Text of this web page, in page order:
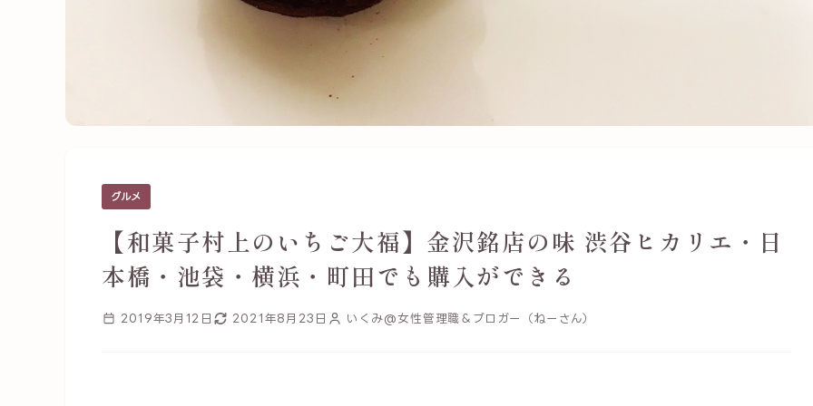
グルメ
【和菓子村上のいちご大福】金沢銘店の味 渋谷ヒカリエ・日
本橋・池袋・横浜・町田でも購入ができる
2019年3月12日 2021年8月23日 いくみ@女性管理職＆ブロガー（ねーさん）